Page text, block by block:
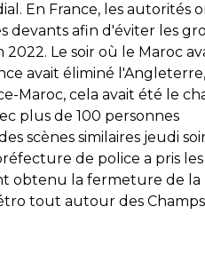
En France, les autorités
devants afin d'éviter les
Le soir où le Maroc
avait éliminé l'Angleterre,
Maroc, cela avait été le
plus de 100 personnes
scènes similaires jeudi
de police a pris les
obtenu la fermeture de la
tout autour des